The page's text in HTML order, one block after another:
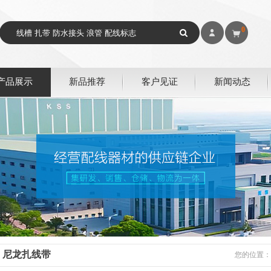
0
品展示 新品推荐 客户见证 新闻动态
您的位置：
尼龙扎线带